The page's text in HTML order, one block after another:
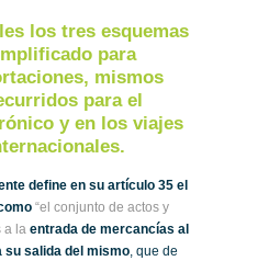
los tres esquemas
para
mismos
para el
y en los viajes
define en su artículo 35 el
“el conjunto de actos y
a la entrada de mercancías al
su salida del mismo, que de